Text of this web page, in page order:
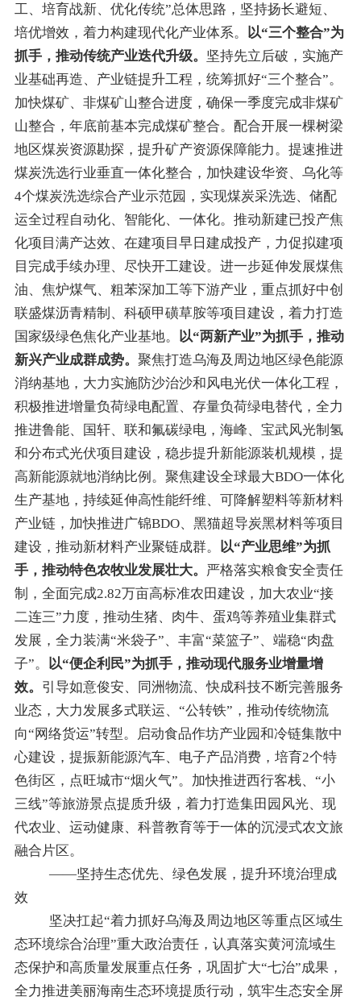
工、培育战新、优化传统”总体思路，坚持扬长避短、
培优增效，着力构建现代化产业体系。
以“三个整合”为
抓手，推动传统产业迭代升级。 坚持先立后破，实施产
业基础再造、产业链提升工程，统筹抓好“三个整合”。
加快煤矿、非煤矿山整合进度，确保一季度完成非煤矿
山整合，年底前基本完成煤矿整合。配合开展一棵树梁
地区煤炭资源勘探，提升矿产资源保障能力。 提速推进
煤炭洗选行业垂直一体化整合， 加快建设华资、乌化等
4个煤炭洗选综合产业示范园，实现煤炭采洗选、储配
运全过程自动化、智能化、一体化。 推动新建已投产焦
化项目满产达效、在建项目早日建成投产，力促拟建项
目完成手续办理、尽快开工建设。进一步延伸发展煤焦
油、焦炉煤气、粗苯深加工等下游产业， 重点抓好中创
联盛煤沥青精制、科硕甲磺草胺等项目建设 ， 着力打造
国家级绿色焦化产业基地。
以“两新产业”为抓手，推动
新兴产业成群成势。 聚焦打造乌海及周边地区绿色能源
消纳基地， 大力实施防沙治沙和风电光伏一体化工程，
积极推进增量负荷绿电配置、存量负荷绿电替代，全力
推进鲁能、国轩、联和氟碳绿电，海峰、宝武风光制氢
和分布式光伏项目建设，稳步提升新能源装机规模 ， 提
高新能源就地消纳比例。聚焦建设全球最大BDO一体化
生产基地，持续延伸高性能纤维、可降解塑料等新材料
产业链，加快推进广锦BDO、黑猫超导炭黑材料等项目
建设 ， 推动新材料产业聚链成群。 以“产业思维”为抓
手， 推动特色农牧业发展壮大。 严格落实粮食安全责任
制， 全面完成2.82万亩高标准农田建设 ， 加大农业“接
二连三”力度， 推动生猪、肉牛、蛋鸡等养殖业集群式
发展，全力装满“米袋子”、丰富“菜篮子”、端稳“肉盘
子”。 以“便企利民”为抓手， 推动现代服务业增量增
效。 引导如意俊安、同洲物流、快成科技不断完善服务
业态，大力发展多式联运、 “公转铁” ，推动传统物流
向“网络货运”转型。启动食品作坊产业园和冷链集散中
心建设，提振新能源汽车、电子产品消费，培育2个特
色街区，点旺城市“烟火气”。加快推进西行客栈、 “小
三线”等旅游景点提质升级， 着力打造集田园风光、现
代农业、运动健康、科普教育等于一体的沉浸式农文旅
融合片区。
——坚持生态优先、绿色发展，提升环境治理成
效
坚决扛起“着力抓好乌海及周边地区等重点区域生
态环境综合治理”重大政治责任， 认真落实黄河流域生
态保护和高质量发展重点任务，巩固扩大“七治”成果，
全力推进美丽海南生态环境提质行动， 筑牢生态安全屏